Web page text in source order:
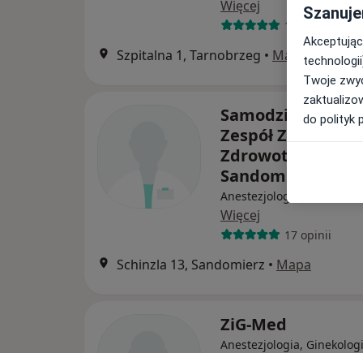
Więcej
12 opinii
Szpitalna 1, Tarnobrzeg • Mapa
Samodzielny
Zespół Zakładów
Zdrowotnej w
Sandomierzu
Anestezjologia, Interna,
Więcej
17 opinii
Schinzla 13, Sandomierz • Mapa
ZiG-Med
Anestezjologia,
Twoje
do polityk